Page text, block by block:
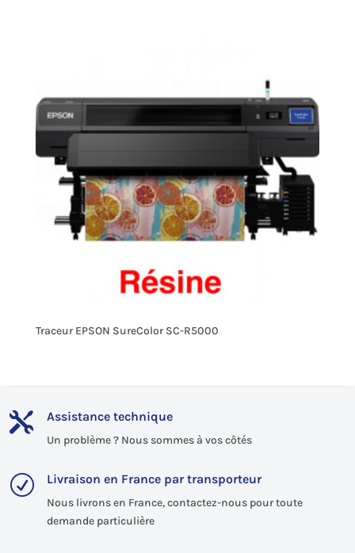
Traceur EPSON SureColor SC-R5000
 Assistance technique
Un problème ? Nous sommes à vos côtés
R Livraison en France par transporteur
Nous livrons en France, contactez-nous pour toute
demande particulière